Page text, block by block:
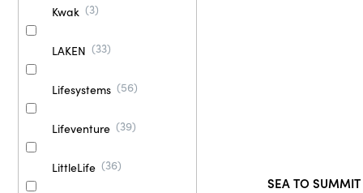
Kwak 3
LAKEN 33
Lifesystems 56
Lifeventure 39
LittleLife 36
SEA TO